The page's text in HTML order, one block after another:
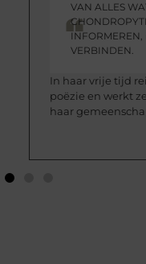
VAN ALLES
VERBINDEN.
In haar vrije tijd
poëzie en werkt
haar